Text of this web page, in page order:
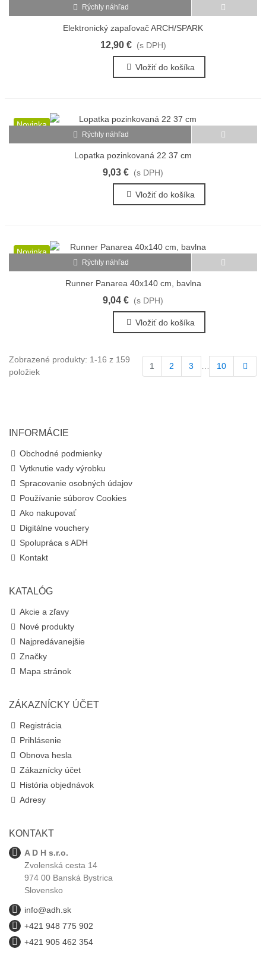
Rýchly náhľad
Elektronický zapaľovač ARCH/SPARK
12,90 € (s DPH)
Vložiť do košíka
Novinka
Rýchly náhľad
Lopatka pozinkovaná 22 37 cm
9,03 € (s DPH)
Vložiť do košíka
Novinka
Rýchly náhľad
Runner Panarea 40x140 cm, bavlna
9,04 € (s DPH)
Vložiť do košíka
Zobrazené produkty: 1-16 z 159
položiek
1 2 3 10
INFORMÁCIE
Obchodné podmienky
Vytknutie vady výrobku
Spracovanie osobných údajov
Používanie súborov Cookies
Ako nakupovať
Digitálne vouchery
Spolupráca s ADH
Kontakt
KATALÓG
Akcie a zľavy
Nové produkty
Najpredávanejšie
Značky
Mapa stránok
ZÁKAZNÍCKY ÚČET
Registrácia
Prihlásenie
Obnova hesla
Zákaznícky účet
História objednávok
Adresy
KONTAKT
A D H s.r.o.
Zvolenská cesta 14
974 00 Banská Bystrica
Slovensko
info@adh.sk
+421 948 775 902
+421 905 462 354